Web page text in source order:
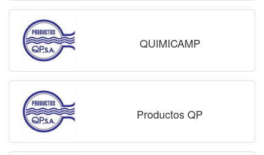
QUIMICAMP
Productos QP